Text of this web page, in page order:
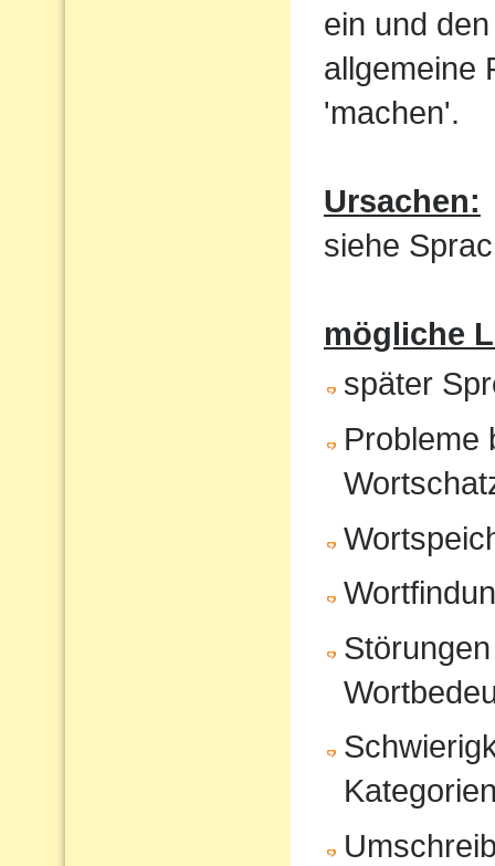
ein und
allgemeine
'machen'.
Ursachen:
siehe
mögliche
später
Probleme